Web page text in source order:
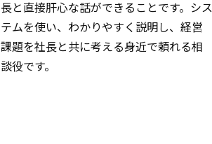
長と直接肝心な話ができることです。シス
テムを使い、わかりやすく説明し、経営
課題を社長と共に考える身近で頼れる相
談役です。